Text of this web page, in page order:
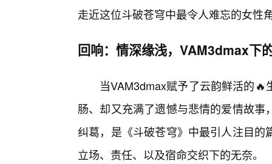
走近这位斗破苍穹中最令人难忘的女性
回响：情深缘浅，VAM3dmax下
当VAM3dmax赋予了云韵鲜活的
肠、却又充满了遗憾与悲情的爱情故
纠葛，是《斗破苍穹》中最引人注目
立场、责任、以及宿命交织下的无奈。